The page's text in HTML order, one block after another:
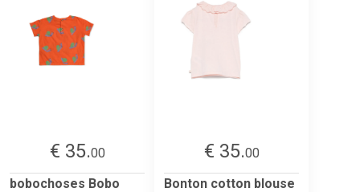
€ 35.00
bobochoses Bobo
€ 35.00
Bonton cotton blouse